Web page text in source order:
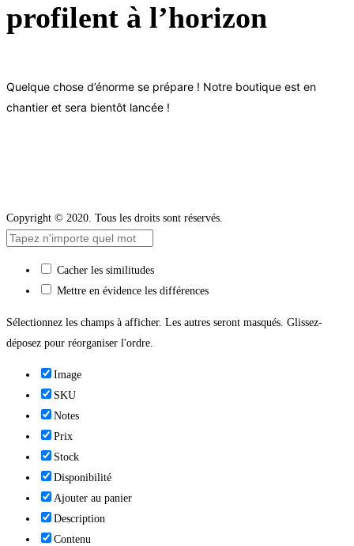
profilent à l’horizon
Quelque chose d’énorme se prépare ! Notre boutique est en
chantier et sera bientôt lancée !
Copyright © 2020. Tous les droits sont réservés.
Cacher les similitudes
Mettre en évidence les différences
Sélectionnez les champs à afficher. Les autres seront masqués. Glissez-
déposez pour réorganiser l'ordre.
Image
SKU
Notes
Prix
Stock
Disponibilité
Ajouter au panier
Description
Contenu